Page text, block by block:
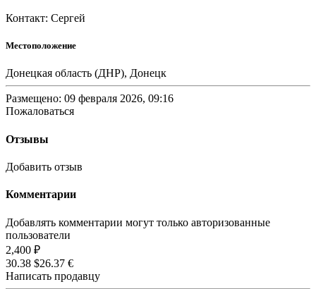
Контакт: Сергей
Местоположение
Донецкая область (ДНР), Донецк
Размещено: 09 февраля 2026, 09:16
Пожаловаться
Отзывы
Добавить отзыв
Комментарии
Добавлять комментарии могут только авторизованные
пользователи
2,400 ₽
30.38 $26.37 €
Написать продавцу